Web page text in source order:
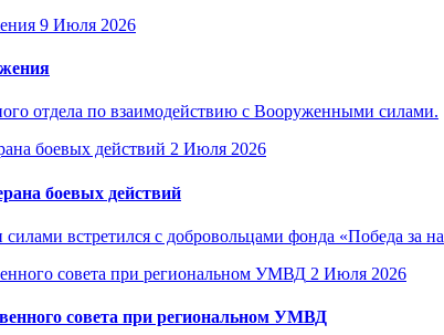
9 Июля 2026
отдела по взаимодействию с Вооруженными силами.
2 Июля 2026
боевых действий
встретился с добровольцами фонда «Победа за
2 Июля 2026
совета при региональном УМВД